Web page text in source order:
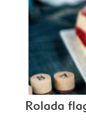
Rolada